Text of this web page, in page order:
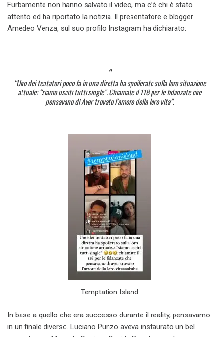
Furbamente non hanno salvato il video, ma c’è chi è stato
attento ed ha riportato la notizia. Il presentatore e blogger
Amedeo Venza, sul suo profilo Instagram ha dichiarato:
“Uno dei tentatori poco fa in una diretta ha spoilerato sulla loro situazione
attuale: “siamo usciti tutti single”. Chiamate il 118 per le fidanzate che
pensavano di Aver trovato l’amore della loro vita”.
Temptation Island
In base a quello che era successo durante il reality, pensavamo
in un finale diverso. Luciano Punzo aveva instaurato un bel